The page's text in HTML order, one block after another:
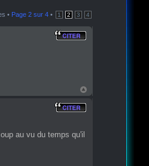
• Page2 sur4 • 1 2 3 4
au vu du temps qu'il